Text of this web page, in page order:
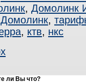
, Домолинк
Домолинк,
, ктв, нкс
ли Вы что?